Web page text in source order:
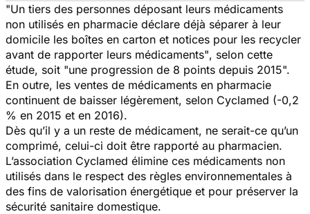
"Un tiers des personnes déposant leurs médicaments
non utilisés en pharmacie déclare déjà séparer à leur
domicile les boîtes en carton et notices pour les recycler
avant de rapporter leurs médicaments", selon cette
étude, soit "une progression de 8 points depuis 2015".
En outre, les ventes de médicaments en pharmacie
continuent de baisser légèrement, selon Cyclamed (-0,2
% en 2015 et en 2016).
Dès qu’il y a un reste de médicament, ne serait-ce qu’un
comprimé, celui-ci doit être rapporté au pharmacien.
L’association Cyclamed élimine ces médicaments non
utilisés dans le respect des règles environnementales à
des fins de valorisation énergétique et pour préserver la
sécurité sanitaire domestique.